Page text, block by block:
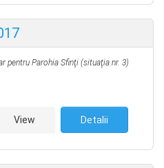
pentru Parohia Sfinţi (situaţia nr. 3)
View Detalii